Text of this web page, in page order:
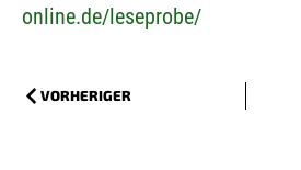
online.de/leseprobe/
VORHERIGER